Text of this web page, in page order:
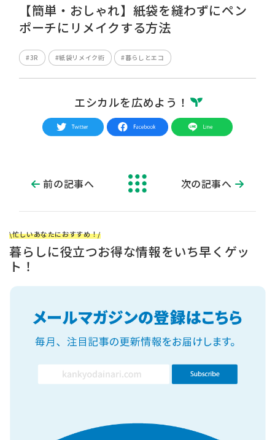
【簡単・おしゃれ】紙袋を縫わずにペン
ポーチにリメイクする方法
#3R #紙袋リメイク術 #暮らしとエコ
エシカルを広めよう！
前の記事へ 次の記事へ
\忙しいあなたにおすすめ！/
暮らしに役立つお得な情報をいち早くゲッ
ト！